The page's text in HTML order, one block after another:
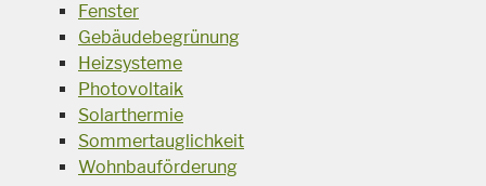
Fenster
Gebäudebegrünung
Heizsysteme
Photovoltaik
Solarthermie
Sommertauglichkeit
Wohnbauförderung